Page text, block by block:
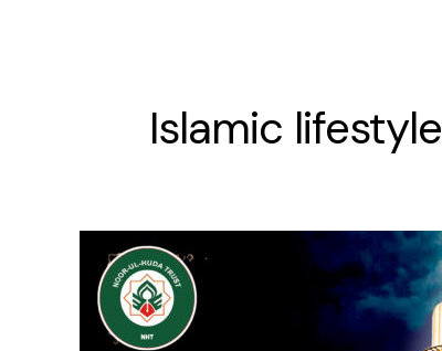
Islamic lifestyle
Nabi
ﷺ